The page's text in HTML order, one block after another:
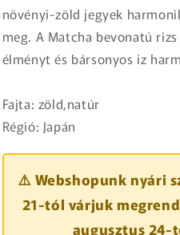
növényi-zöld jegyek
meg. A Matcha bevonatú
élményt és bársonyos íz
Fajta: zöld,natúr
Régió: Japán
⚠️ Webshopunk nyári
21-tól várjuk
augusztus